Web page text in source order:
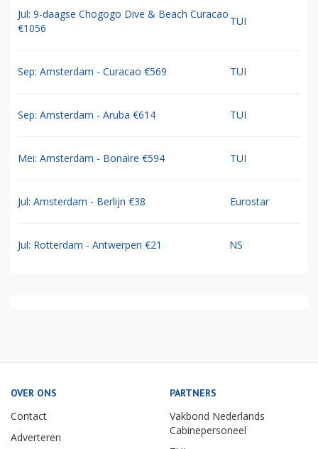
Jul: 9-daagse Chogogo Dive & Beach Curacao
€1056
TUI
Sep: Amsterdam - Curacao €569 TUI
Sep: Amsterdam - Aruba €614 TUI
Mei: Amsterdam - Bonaire €594 TUI
Jul: Amsterdam - Berlijn €38 Eurostar
Jul: Rotterdam - Antwerpen €21 NS
OVER ONS
Contact
Adverteren
PARTNERS
Vakbond Nederlands
Cabinepersoneel